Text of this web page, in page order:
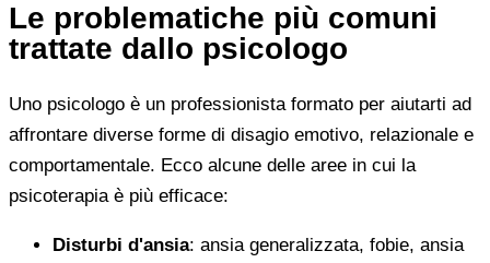
Le problematiche più comuni
trattate dallo psicologo
Uno psicologo è un professionista formato per aiutarti ad
affrontare diverse forme di disagio emotivo, relazionale e
comportamentale. Ecco alcune delle aree in cui la
psicoterapia è più efficace:
Disturbi d'ansia: ansia generalizzata, fobie, ansia